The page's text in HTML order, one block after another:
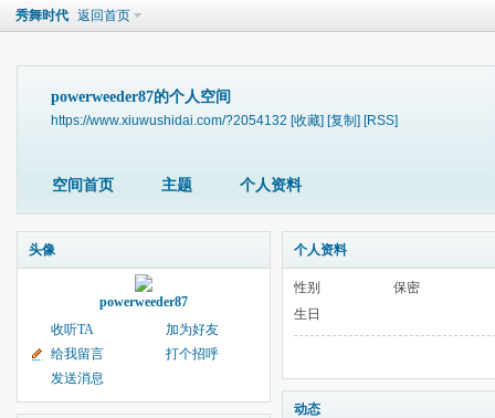
秀舞时代 返回首页
powerweeder87的个人空间
https://www.xiuwushidai.com/?2054132 [收藏] [复制] [RSS]
空间首页 主题 个人资料
头像
powerweeder87
收听TA
加为好友
给我留言
打个招呼
发送消息
个人资料
性别
保密
生日
动态